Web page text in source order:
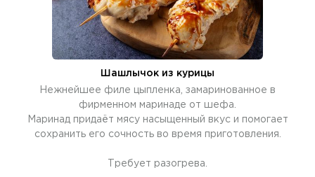
Шашлычок из курицы
Нежнейшее филе цыпленка, замаринованное в
фирменном маринаде от шефа.
Маринад придаёт мясу насыщенный вкус и помогает
сохранить его сочность во время приготовления.
Требует разогрева.